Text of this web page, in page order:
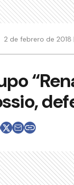
2 de febrero de